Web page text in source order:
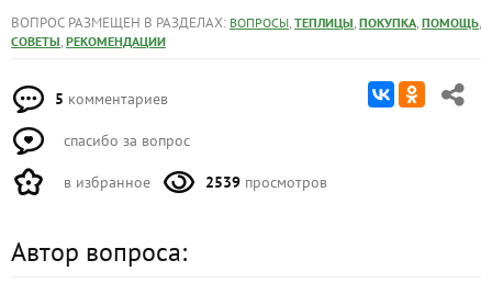
ВОПРОС РАЗМЕЩЕН В РАЗДЕЛАХ: ВОПРОСЫ, ТЕПЛИЦЫ, ПОКУПКА, ПОМОЩЬ,
СОВЕТЫ, РЕКОМЕНДАЦИИ
5 комментариев
спасибо за вопрос
в избранное 2539 просмотров
Автор вопроса: